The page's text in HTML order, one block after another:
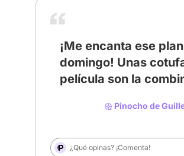
¡Me encanta ese
domingo! Unas
película son la
en las dos
(con Cotufas) Para
Pinocho de
# Películas Domingueras
¿Qué opinas? ¡Comenta!